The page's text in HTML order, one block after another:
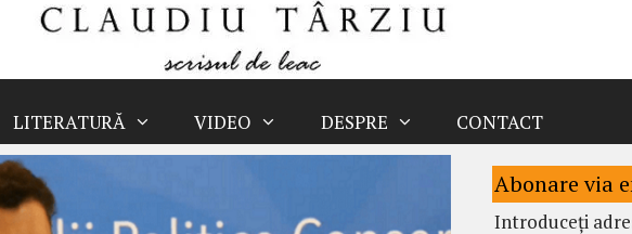
LITERATURĂ VIDEO DESPRE CONTACT
Abonare via
Introduceți